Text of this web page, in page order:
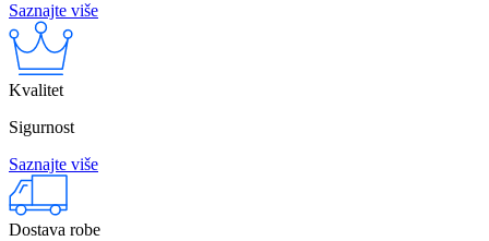
Saznajte više
Kvalitet
Sigurnost
Saznajte više
Dostava robe